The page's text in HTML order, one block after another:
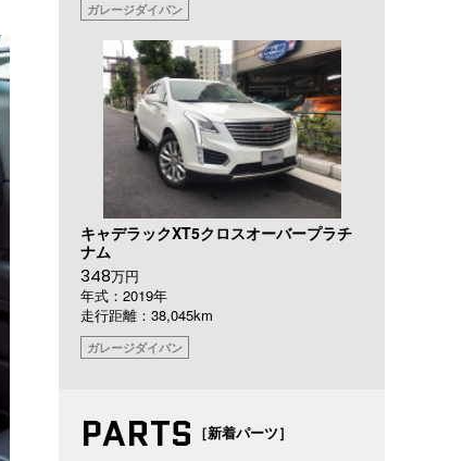
ガレージダイバン
キャデラックXT5クロスオーバープラチ
ナム
348万円
年式：2019年
走行距離：38,045km
ガレージダイバン
PARTS ［新着パーツ］